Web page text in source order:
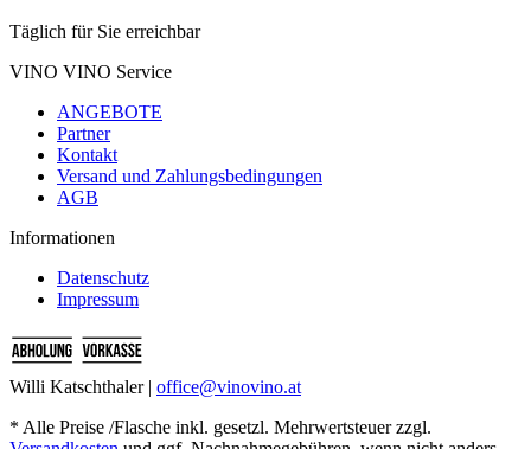
Täglich für Sie erreichbar
VINO VINO Service
ANGEBOTE
Partner
Kontakt
Versand und Zahlungsbedingungen
AGB
Informationen
Datenschutz
Impressum
Willi Katschthaler | office@vinovino.at
* Alle Preise /Flasche inkl. gesetzl. Mehrwertsteuer zzgl.